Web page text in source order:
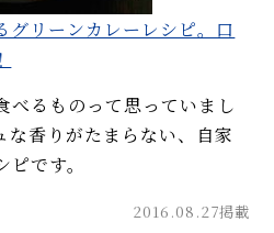
グリーンカレーレシピ。口
べるものって思っていまし
な香りがたまらない、自家
です。
2016.08.27掲載